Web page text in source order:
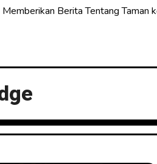
Berita Tentang Taman